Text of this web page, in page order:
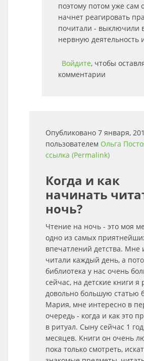
поэтому потом уже сам
начнет реагировать
почитали - выключили
нервную деятельность
Войдите, чтобы
комментарии
Опубликовано 7 января,
пользователем Ольга
ссылка (Permalink)
Когда и как
начинать
ночь?
Чтение на ночь - это моя
одно из самых
впечатлений детства. Мне
читали каждый день, а
библиотека у нас очень
сейчас, на детские книги я
довольно большую статью
Мария, мне интересно в
очередь - когда и как это
в ритуал. Сыну сейчас 1
месяцев. Книги он очень
пока только смотреть,